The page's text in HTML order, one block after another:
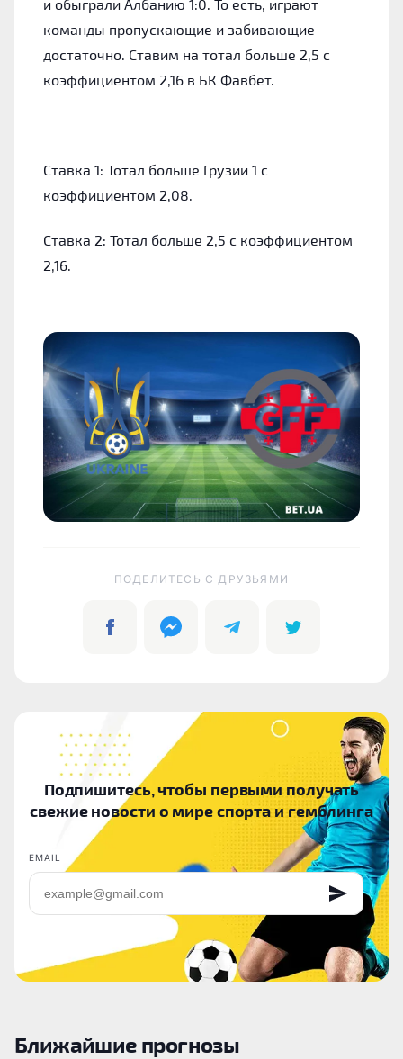
и обыграли Албанию 1:0. То есть, играют
команды пропускающие и забивающие
достаточно. Ставим на тотал больше 2,5 с
коэффициентом 2,16 в БК Фавбет.
Ставка 1: Тотал больше Грузии 1 с
коэффициентом 2,08.
Ставка 2: Тотал больше 2,5 с коэффициентом
2,16.
ПОДЕЛИТЕСЬ C ДРУЗЬЯМИ
Подпишитесь, чтобы первыми получать
свежие новости о мире спорта и гемблинга
EMAIL
Ближайшие прогнозы